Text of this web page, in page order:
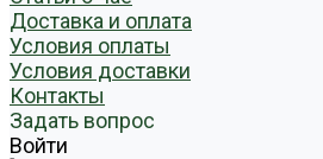
Доставка и оплата
Условия оплаты
Условия доставки
Контакты
Задать вопрос
Войти